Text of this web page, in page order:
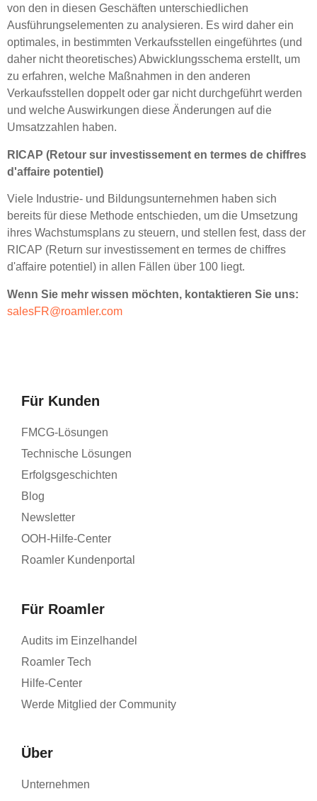
von den in diesen Geschäften unterschiedlichen
Ausführungselementen zu analysieren. Es wird daher ein
optimales, in bestimmten Verkaufsstellen eingeführtes (und
daher nicht theoretisches) Abwicklungsschema erstellt, um
zu erfahren, welche Maßnahmen in den anderen
Verkaufsstellen doppelt oder gar nicht durchgeführt werden
und welche Auswirkungen diese Änderungen auf die
Umsatzzahlen haben.
RICAP (Retour sur investissement en termes de chiffres
d'affaire potentiel)
Viele Industrie- und Bildungsunternehmen haben sich
bereits für diese Methode entschieden, um die Umsetzung
ihres Wachstumsplans zu steuern, und stellen fest, dass der
RICAP (Return sur investissement en termes de chiffres
d'affaire potentiel) in allen Fällen über 100 liegt.
Wenn Sie mehr wissen möchten, kontaktieren Sie uns:
salesFR@roamler.com
Für Kunden
FMCG-Lösungen
Technische Lösungen
Erfolgsgeschichten
Blog
Newsletter
OOH-Hilfe-Center
Roamler Kundenportal
Für Roamler
Audits im Einzelhandel
Roamler Tech
Hilfe-Center
Werde Mitglied der Community
Über
Unternehmen